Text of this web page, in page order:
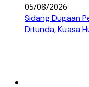
05/08/2026
Sidang Dugaan
Ditunda, Kuasa